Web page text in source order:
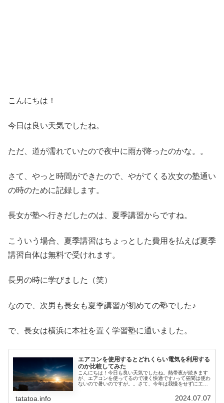
こんにちは！
今日は良い天気でしたね。
ただ、道が濡れていたので夜中に雨が降ったのかな。。
さて、やっと時間ができたので、やがてくる次女の塾通い
の時のために記録します。
長女が塾へ行きだしたのは、夏季講習からですね。
こういう場合、夏季講習はちょっとした費用を払えば夏季
講習自体は無料で受けれます。
長男の時に学びました（笑）
なので、次男も長女も夏季講習が初めての塾でした♪
で、長女は横浜に本社を置く学習塾に通いました。
エアコンを使用するとどれくらい電気を利用する
のか比較してみた
こんにちは！今日も良い天気でしたね。熱帯夜が続きます
が、エアコンを使ってるので凄く快適です♪って昼間は使わ
ないので暑いのですが。。さて、今年は我慢をせずにエア
tatatoa.info 2024.07.07